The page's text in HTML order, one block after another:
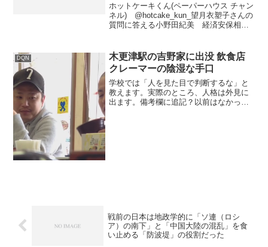
ホットケーキくん(ペーパーハウス チャン
ネル) @hotcake_kun_望月衣塑子さんの
質問に答える小野田紀美 経済安保相望
かけて経済指標で2.2兆円の損害が出ると
い...
DQN
木更津駅の吉野家に出没 飲食店
クレーマーの陰湿な手口
学校では「人を見た目で判断するな」と
教えます。実際のところ、人格は外見に
出ます。備考欄に追記？以前はなかった
戦前の日本は地政学的に「ソ連（ロシ
ア）の南下」と「中国大陸の混乱」を食
い止める「防波堤」の役割だった